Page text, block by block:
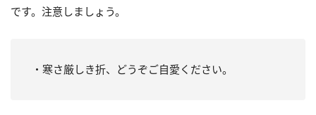
です。注意しましょう。
・寒さ厳しき折、どうぞご自愛ください。